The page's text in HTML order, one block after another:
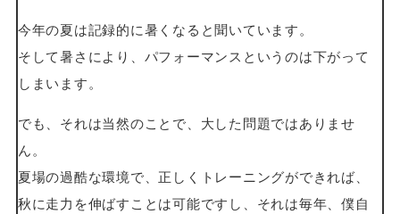
今年の夏は記録的に暑くなると聞いています。
そして暑さにより、パフォーマンスというのは下がって
しまいます。
でも、それは当然のことで、大した問題ではありませ
ん。
夏場の過酷な環境で、正しくトレーニングができれば、
秋に走力を伸ばすことは可能ですし、それは毎年、僕自